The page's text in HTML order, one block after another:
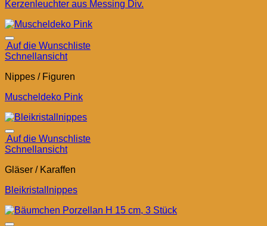
Kerzenleuchter aus Messing Div.
Auf die Wunschliste
Schnellansicht
Nippes / Figuren
Muscheldeko Pink
Auf die Wunschliste
Schnellansicht
Gläser / Karaffen
Bleikristallnippes